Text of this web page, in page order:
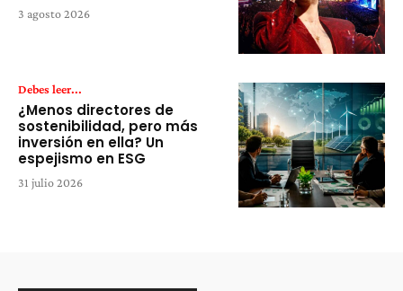
3 agosto 2026
Debes leer...
¿Menos directores de
sostenibilidad, pero más
inversión en ella? Un
espejismo en ESG
31 julio 2026